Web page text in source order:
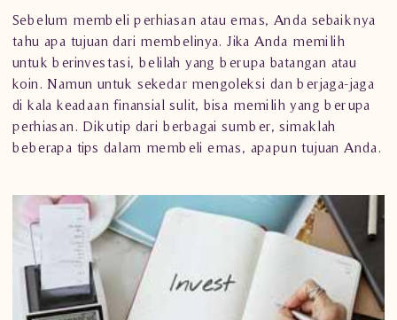
Sebelum membeliperhiasanatau emas, Anda sebaiknya
tahu apa tujuan dari membelinya. Jika Anda memilih
untuk berinvestasi, belilah yang berupa batangan atau
koin. Namun untuk sekedar mengoleksi dan berjaga-jaga
di kala keadaan finansial sulit, bisa memilih yang berupa
perhiasan. Dikutip dari berbagai sumber, simaklah
beberapa tips dalam membeli emas, apapun tujuan Anda.